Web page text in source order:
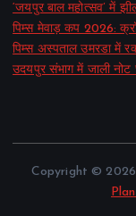
‘जयपुर बाल महोत्सव’ में
पिम्स मेवाड़ कप 2026:
पिम्स अस्पताल उमरडा में
उदयपुर संभाग में जाली नोट
Copyright ©